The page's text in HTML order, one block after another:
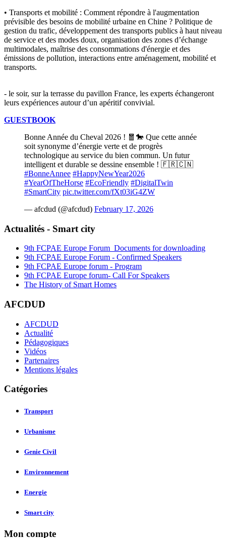
• Transports et mobilité : Comment répondre à l'augmentation
prévisible des besoins de mobilité urbaine en Chine ? Politique de
gestion du trafic, développement des transports publics à haut niveau
de service et des modes doux, organisation des zones d’échange
multimodales, maîtrise des consommations d'énergie et des
émissions de pollution, interactions entre aménagement, mobilité et
transports.
- le soir, sur la terrasse du pavillon France, les experts échangeront
leurs expériences autour d’un apéritif convivial.
GUESTBOOK
Bonne Année du Cheval 2026 ! 🧧🐎 Que cette année
soit synonyme d’énergie verte et de progrès
technologique au service du bien commun. Un futur
intelligent et durable se dessine ensemble ! 🇫🇷🇨🇳
#BonneAnnee #HappyNewYear2026
#YearOfTheHorse #EcoFriendly #DigitalTwin
#SmartCity pic.twitter.com/fXt03iG4ZW
— afcdud (@afcdud) February 17, 2026
Actualités - Smart city
9th FCPAE Europe Forum_Documents for downloading
9th FCPAE Europe Forum - Confirmed Speakers
9th FCPAE Europe forum - Program
9th FCPAE Europe forum- Call For Speakers
The History of Smart Homes
AFCDUD
AFCDUD
Actualité
Pédagogiques
Vidéos
Partenaires
Mentions légales
Catégories
Transport
Urbanisme
Genie Civil
Environnement
Energie
Smart city
Mon compte